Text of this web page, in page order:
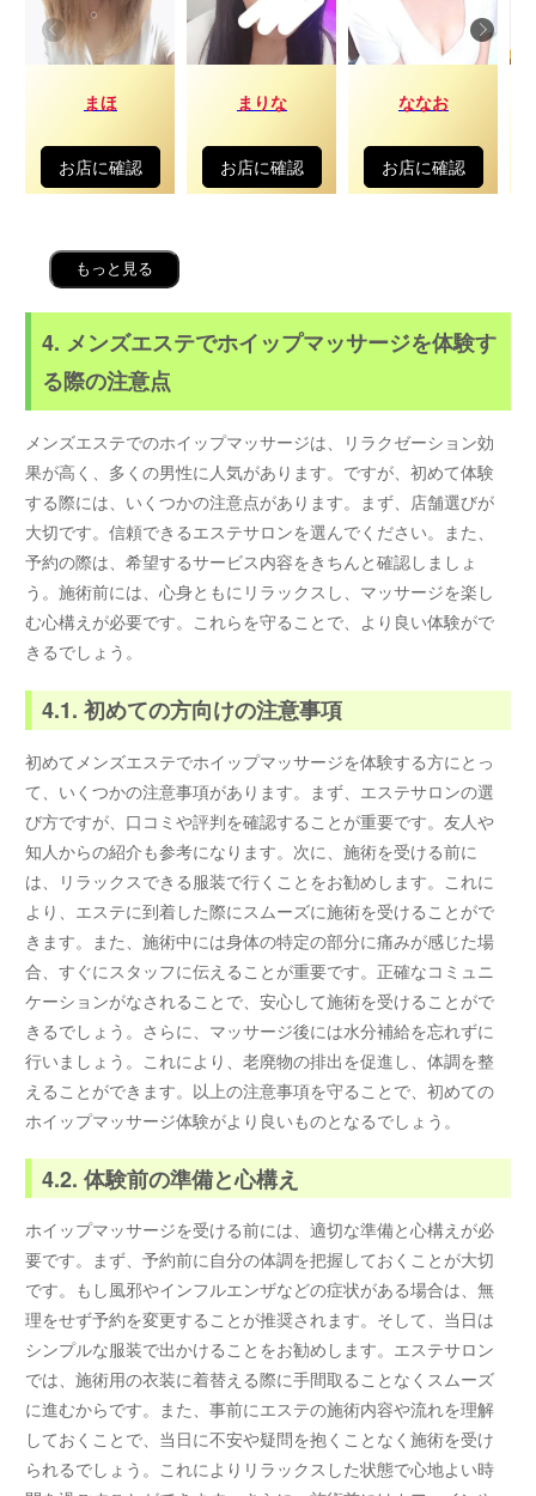
まほ
お店に確認
まりな
お店に確認
ななお
お店に確認
もっと見る
4. メンズエステでホイップマッサージを体験す
る際の注意点
メンズエステでのホイップマッサージは、リラクゼーション効
果が高く、多くの男性に人気があります。ですが、初めて体験
する際には、いくつかの注意点があります。まず、店舗選びが
大切です。信頼できるエステサロンを選んでください。また、
予約の際は、希望するサービス内容をきちんと確認しましょ
う。施術前には、心身ともにリラックスし、マッサージを楽し
む心構えが必要です。これらを守ることで、より良い体験がで
きるでしょう。
4.1. 初めての方向けの注意事項
初めてメンズエステでホイップマッサージを体験する方にとっ
て、いくつかの注意事項があります。まず、エステサロンの選
び方ですが、口コミや評判を確認することが重要です。友人や
知人からの紹介も参考になります。次に、施術を受ける前に
は、リラックスできる服装で行くことをお勧めします。これに
より、エステに到着した際にスムーズに施術を受けることがで
きます。また、施術中には身体の特定の部分に痛みが感じた場
合、すぐにスタッフに伝えることが重要です。正確なコミュニ
ケーションがなされることで、安心して施術を受けることがで
きるでしょう。さらに、マッサージ後には水分補給を忘れずに
行いましょう。これにより、老廃物の排出を促進し、体調を整
えることができます。以上の注意事項を守ることで、初めての
ホイップマッサージ体験がより良いものとなるでしょう。
4.2. 体験前の準備と心構え
ホイップマッサージを受ける前には、適切な準備と心構えが必
要です。まず、予約前に自分の体調を把握しておくことが大切
です。もし風邪やインフルエンザなどの症状がある場合は、無
理をせず予約を変更することが推奨されます。そして、当日は
シンプルな服装で出かけることをお勧めします。エステサロン
では、施術用の衣装に着替える際に手間取ることなくスムーズ
に進むからです。また、事前にエステの施術内容や流れを理解
しておくことで、当日に不安や疑問を抱くことなく施術を受け
られるでしょう。これによりリラックスした状態で心地よい時